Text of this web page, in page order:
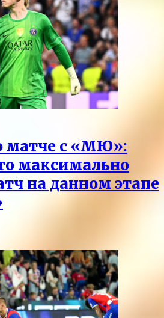
матче с «МЮ»:
максимально
на данном этапе